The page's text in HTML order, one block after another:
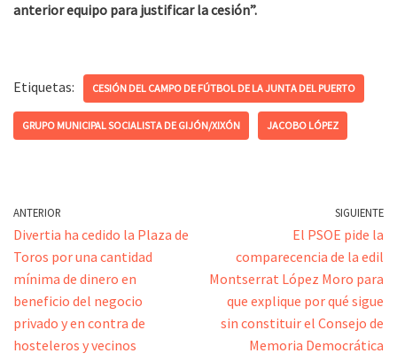
anterior equipo para justificar la cesión”.
Etiquetas: CESIÓN DEL CAMPO DE FÚTBOL DE LA JUNTA DEL PUERTO
GRUPO MUNICIPAL SOCIALISTA DE GIJÓN/XIXÓN JACOBO LÓPEZ
ANTERIOR
Divertia ha cedido la Plaza de
Toros por una cantidad
mínima de dinero en
beneficio del negocio
privado y en contra de
hosteleros y vecinos
SIGUIENTE
El PSOE pide la
comparecencia de la edil
Montserrat López Moro para
que explique por qué sigue
sin constituir el Consejo de
Memoria Democrática